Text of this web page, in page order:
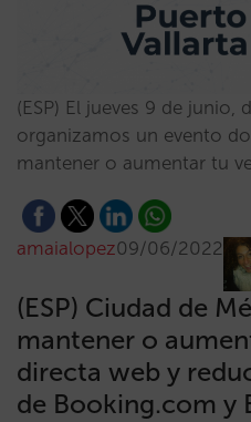
(ESP) El jueves 9 de junio,
organizamos un evento
mantener o aumentar tu
amaialopez09/06/2022
(ESP) Ciudad de
mantener o
directa web y
de Booking.com y